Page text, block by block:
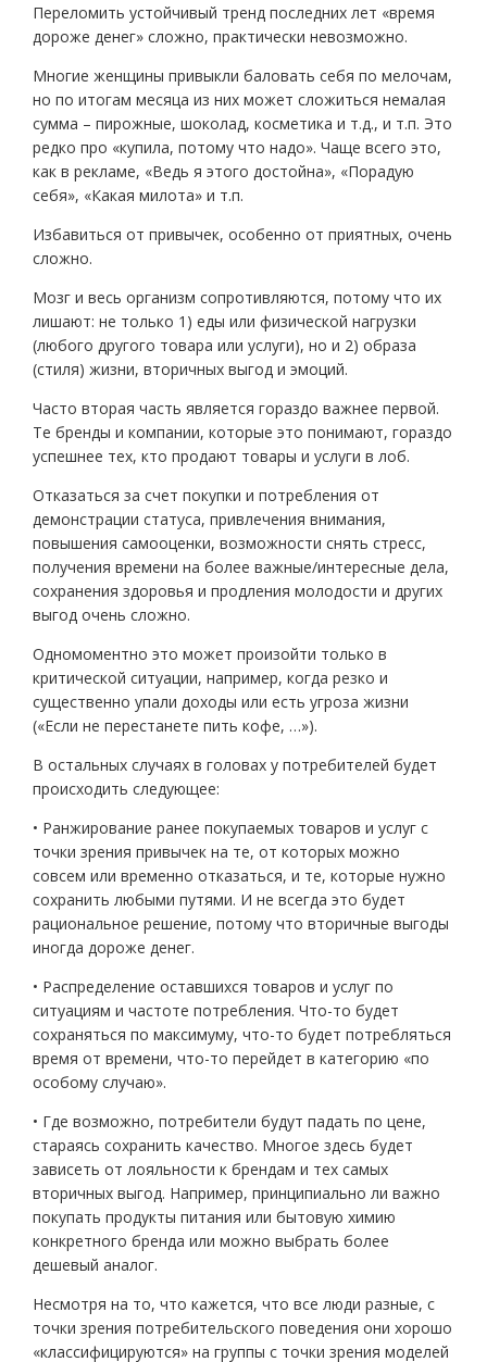
Переломить устойчивый тренд последних лет «время
дороже денег» сложно, практически невозможно.
Многие женщины привыкли баловать себя по мелочам,
но по итогам месяца из них может сложиться немалая
сумма – пирожные, шоколад, косметика и т.д., и т.п. Это
редко про «купила, потому что надо». Чаще всего это,
как в рекламе, «Ведь я этого достойна», «Порадую
себя», «Какая милота» и т.п.
Избавиться от привычек, особенно от приятных, очень
сложно.
Мозг и весь организм сопротивляются, потому что их
лишают: не только 1) еды или физической нагрузки
(любого другого товара или услуги), но и 2) образа
(стиля) жизни, вторичных выгод и эмоций.
Часто вторая часть является гораздо важнее первой.
Те бренды и компании, которые это понимают, гораздо
успешнее тех, кто продают товары и услуги в лоб.
Отказаться за счет покупки и потребления от
демонстрации статуса, привлечения внимания,
повышения самооценки, возможности снять стресс,
получения времени на более важные/интересные дела,
сохранения здоровья и продления молодости и других
выгод очень сложно.
Одномоментно это может произойти только в
критической ситуации, например, когда резко и
существенно упали доходы или есть угроза жизни
(«Если не перестанете пить кофе, …»).
В остальных случаях в головах у потребителей будет
происходить следующее:
• Ранжирование ранее покупаемых товаров и услуг с
точки зрения привычек на те, от которых можно
совсем или временно отказаться, и те, которые нужно
сохранить любыми путями. И не всегда это будет
рациональное решение, потому что вторичные выгоды
иногда дороже денег.
• Распределение оставшихся товаров и услуг по
ситуациям и частоте потребления. Что-то будет
сохраняться по максимуму, что-то будет потребляться
время от времени, что-то перейдет в категорию «по
особому случаю».
• Где возможно, потребители будут падать по цене,
стараясь сохранить качество. Многое здесь будет
зависеть от лояльности к брендам и тех самых
вторичных выгод. Например, принципиально ли важно
покупать продукты питания или бытовую химию
конкретного бренда или можно выбрать более
дешевый аналог.
Несмотря на то, что кажется, что все люди разные, с
точки зрения потребительского поведения они хорошо
«классифицируются» на группы с точки зрения моделей